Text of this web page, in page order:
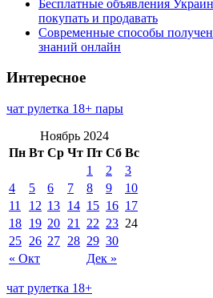
Бесплатные объявления
покупать и продавать
Современные способы
знаний онлайн
Интересное
чат рулетка 18+ пары
Ноябрь 2024
Пн Вт Ср Чт Пт Сб Вс
« Окт Дек »
1 2
3
4
5 6 7 8 9
10
11
12 13 14 15 16 17
18 19 20 21 22 23 24
25 26 27 28 29 30
чат рулетка 18+